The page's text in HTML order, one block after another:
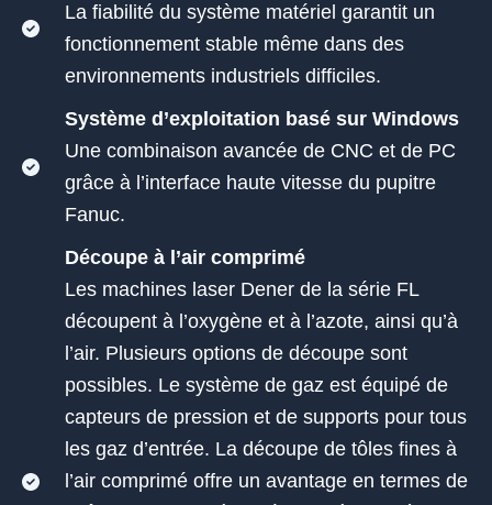
La fiabilité du système matériel garantit un
fonctionnement stable même dans des
environnements industriels difficiles.
Système d’exploitation basé sur Windows
Une combinaison avancée de CNC et de PC
grâce à l’interface haute vitesse du pupitre
Fanuc.
Découpe à l’air comprimé
Les machines laser Dener de la série FL
découpent à l’oxygène et à l’azote, ainsi qu’à
l’air. Plusieurs options de découpe sont
possibles. Le système de gaz est équipé de
capteurs de pression et de supports pour tous
les gaz d’entrée. La découpe de tôles fines à
l’air comprimé offre un avantage en termes de